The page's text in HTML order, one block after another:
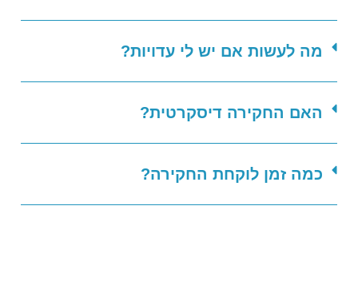
מה לעשות אם יש לי עדויות?
האם החקירה דיסקרטית?
כמה זמן לוקחת החקירה?